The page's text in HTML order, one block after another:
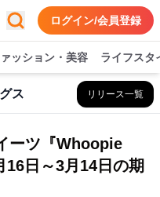
ログイン/会員登録
ッション・美容 ライフスタ
ス リリース一覧
ーツ『Whoopie
日～3月14日の期